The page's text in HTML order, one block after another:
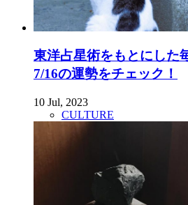
東洋占星術をもとにした
7/16の運勢をチェック！
10 Jul, 2023
CULTURE